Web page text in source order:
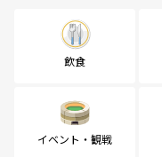
飲食
イベント・観戦